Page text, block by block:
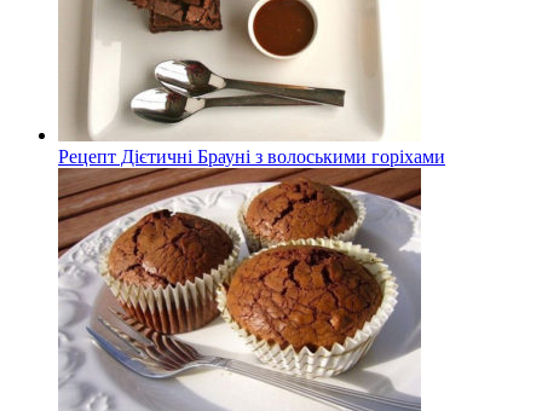
Рецепт Дієтичні Брауні з волоськими горіхами